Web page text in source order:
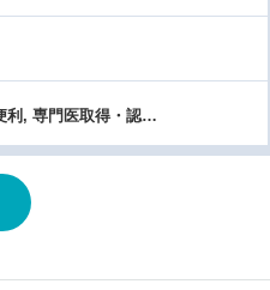
高額年収（1800万円以上）, 当直なし, 勤務週4日以下, 駅チカ・通勤便利, 専門医取得・認定施設, 医療機器・設備充実, 転科OK・未経験歓迎